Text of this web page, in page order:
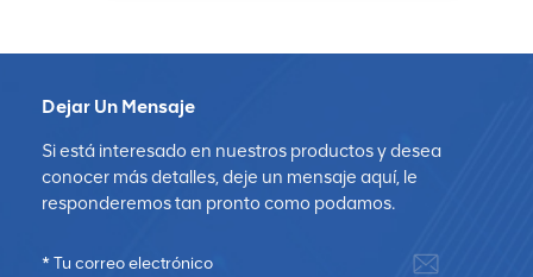
Dejar Un Mensaje
Si está interesado en nuestros productos y desea
conocer más detalles, deje un mensaje aquí, le
responderemos tan pronto como podamos.